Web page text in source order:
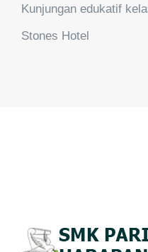
Kunjungan edukatif
Stones Hotel